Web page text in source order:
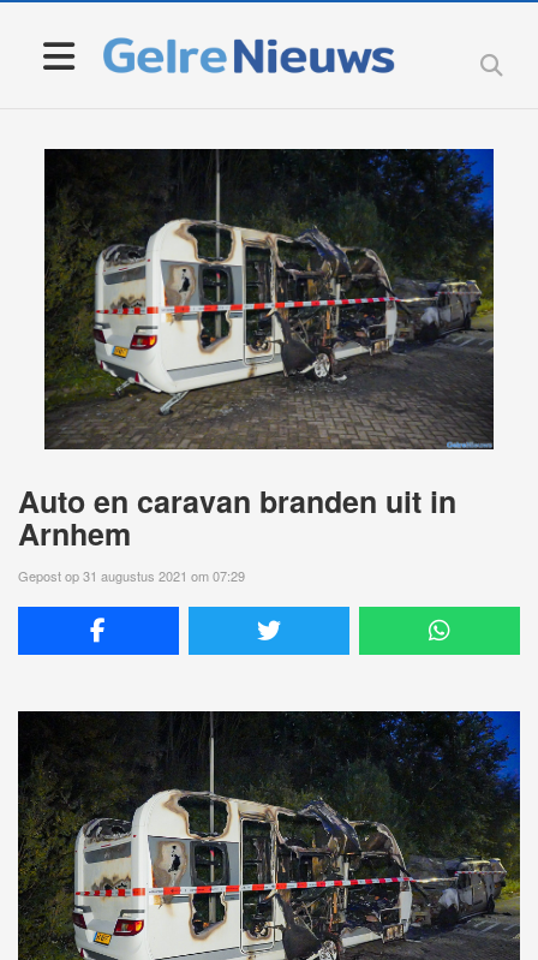
Auto en caravan branden uit in
Arnhem
Gepost op 31 augustus 2021 om 07:29